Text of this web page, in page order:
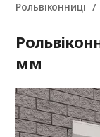
Рольвіконниці
мм